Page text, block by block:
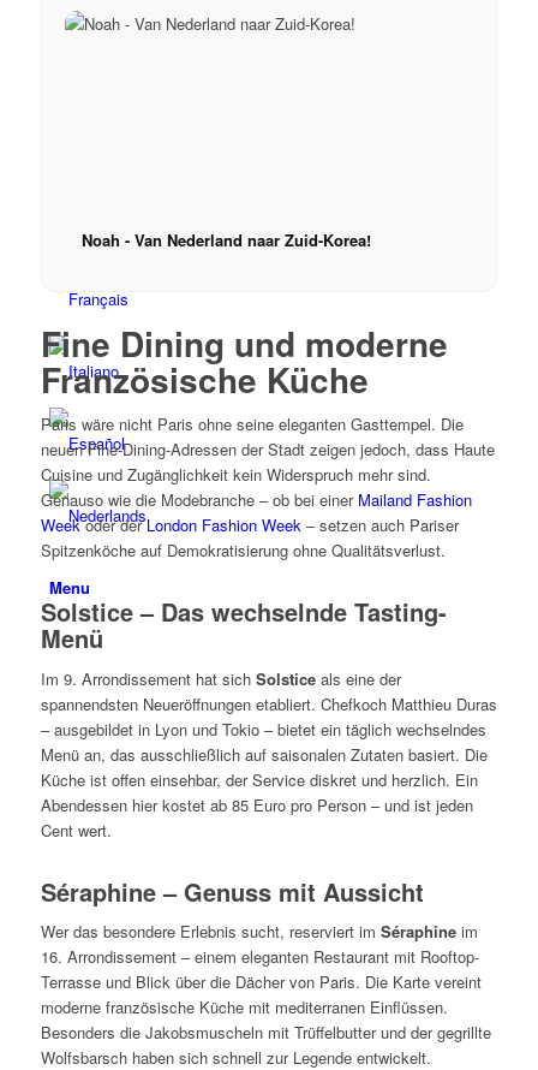
x YouTube
Menu
Noah - Van Nederland naar Zuid-Korea!
Fine Dining und moderne
Französische Küche
Paris wäre nicht Paris ohne seine eleganten Gasttempel. Die
neuen Fine-Dining-Adressen der Stadt zeigen jedoch, dass Haute
Cuisine und Zugänglichkeit kein Widerspruch mehr sind.
Genauso wie die Modebranche – ob bei einer Mailand Fashion
Weekoder derLondon Fashion Week– setzen auch Pariser
Spitzenköche auf Demokratisierung ohne Qualitätsverlust.
Solstice – Das wechselnde Tasting-
Menü
Im 9. Arrondissement hat sich Solsticeals eine der
spannendsten Neueröffnungen etabliert. Chefkoch Matthieu Duras
– ausgebildet in Lyon und Tokio – bietet ein täglich wechselndes
Menü an, das ausschließlich auf saisonalen Zutaten basiert. Die
Küche ist offen einsehbar, der Service diskret und herzlich. Ein
Abendessen hier kostet ab 85 Euro pro Person – und ist jeden
Cent wert.
Séraphine – Genuss mit Aussicht
Wer das besondere Erlebnis sucht, reserviert im Séraphineim
16. Arrondissement – einem eleganten Restaurant mit Rooftop-
Terrasse und Blick über die Dächer von Paris. Die Karte vereint
moderne französische Küche mit mediterranen Einflüssen.
Besonders die Jakobsmuscheln mit Trüffelbutter und der gegrillte
Wolfsbarsch haben sich schnell zur Legende entwickelt.